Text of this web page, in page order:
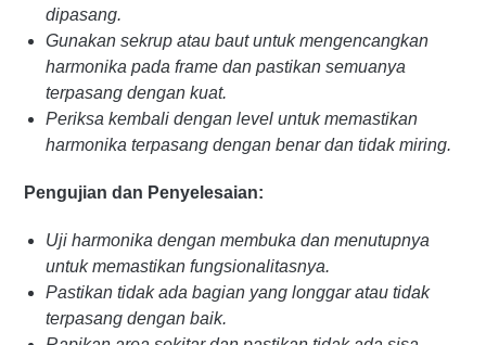
dipasang.
Gunakan sekrup atau baut untuk mengencangkan
harmonika pada frame dan pastikan semuanya
terpasang dengan kuat.
Periksa kembali dengan level untuk memastikan
harmonika terpasang dengan benar dan tidak miring.
Pengujian dan Penyelesaian:
Uji harmonika dengan membuka dan menutupnya
untuk memastikan fungsionalitasnya.
Pastikan tidak ada bagian yang longgar atau tidak
terpasang dengan baik.